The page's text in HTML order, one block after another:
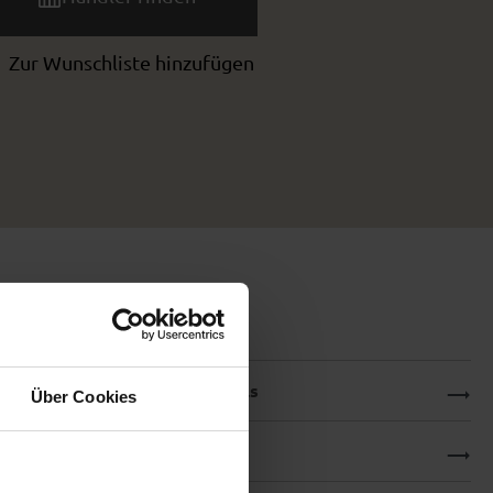
Über Cookies
Zur Wunschliste hinzufügen
Produktdetails